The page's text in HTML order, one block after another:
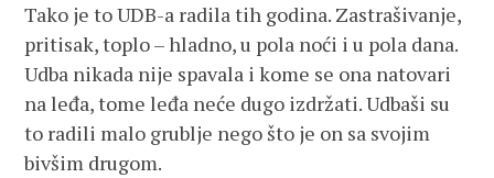
Tako je to UDB-a radila tih godina. Zastrašivanje,
pritisak, toplo – hladno, u pola noći i u pola dana.
Udba nikada nije spavala i kome se ona natovari
na leđa, tome leđa neće dugo izdržati. Udbaši su
to radili malo grublje nego što je on sa svojim
bivšim drugom.